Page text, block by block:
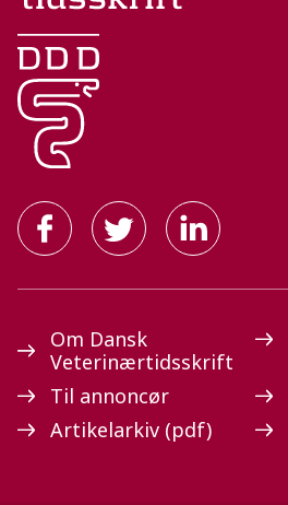
Om Dansk
Veterinærtidsskrift
Til annoncør
Artikelarkiv (pdf)